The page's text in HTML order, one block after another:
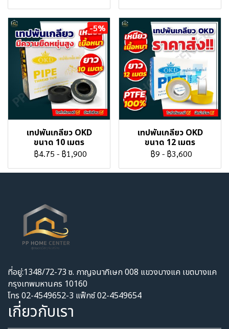
-5%
เทปพันเกลียว OKD
ขนาด 10 เมตร
฿4.75 - ฿1,900
เทปพันเกลียว OKD
ขนาด 12 เมตร
฿9 - ฿3,600
ที่อยู่:1348/72-73 ซ. กาญจนาภิเษก 008 แขวงบางแค เขตบางแค
กรุงเทพมหานคร 10160
โทร 02-4549652-3 แฟ็กซ์ 02-4549654
เกี่ยวกับเรา